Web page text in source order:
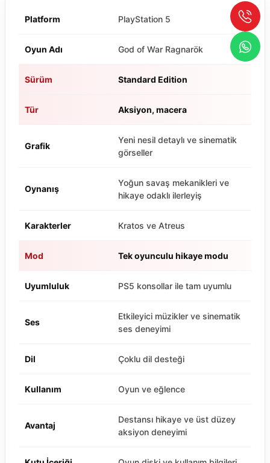
Platform PlayStation 5
Oyun Adı God of War Ragnarök
Sürüm Standard Edition
Tür Aksiyon, macera
Grafik
Yeni nesil detaylı ve sinematik
görseller
Oynanış
Yoğun savaş mekanikleri ve
hikaye odaklı ilerleyiş
Karakterler Kratos ve Atreus
Mod Tek oyunculu hikaye modu
Uyumluluk PS5 konsollar ile tam uyumlu
Ses
Etkileyici müzikler ve sinematik
ses deneyimi
Dil Çoklu dil desteği
Kullanım Oyun ve eğlence
Avantaj
Destansı hikaye ve üst düzey
aksiyon deneyimi